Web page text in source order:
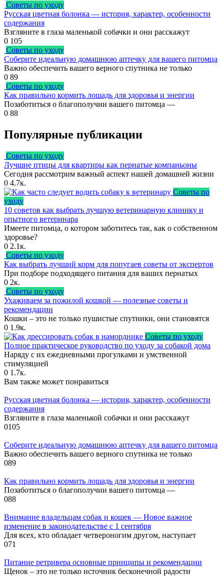
Советы по уходу
Русская цветная болонка — история, характер, особенности
содержания
Взгляните в глаза маленькой собачки и они расскажут
0 105
Советы по уходу
Соберите идеальную домашнюю аптечку для вашего питомца
Важно обеспечить вашего верного спутника не только
0 89
Советы по уходу
Как правильно кормить лошадь для здоровья и энергии
Позаботиться о благополучии вашего питомца —
0 88
Популярные публикации
Советы по уходу
Лучшие птицы для квартиры как пернатые компаньоны
Сегодня рассмотрим важный аспект нашей домашней жизни
0 4.7к.
Советы по
уходу
10 советов как выбрать лучшую ветеринарную клинику и
опытного ветеринара
Имеете питомца, о котором заботитесь так, как о собственном
здоровье?
0 2.1к.
Советы по уходу
Как выбрать лучший корм для попугаев советы от экспертов
При подборе подходящего питания для ваших пернатых
0 2к.
Советы по уходу
Ухаживаем за пожилой кошкой — полезные советы и
рекомендации
Кошки – это не только пушистые спутники, они становятся
0 1.9к.
Советы по уходу
Полное практическое руководство по уходу за собакой дома
Наряду с их ежедневными прогулками и умственной
стимуляцией
0 1.7к.
Вам также может понравиться
Русская цветная болонка — история, характер, особенности
содержания
Взгляните в глаза маленькой собачки и они расскажут
0105
Соберите идеальную домашнюю аптечку для вашего питомца
Важно обеспечить вашего верного спутника не только
089
Как правильно кормить лошадь для здоровья и энергии
Позаботиться о благополучии вашего питомца —
088
Внимание владельцам собак и кошек — Новое важное
изменение в законодательстве с 1 сентября
Для всех, кто обладает четвероногим другом, наступает
071
Питание ретривера основные принципы и рекомендации
Щенок – это не только источник бесконечной радости